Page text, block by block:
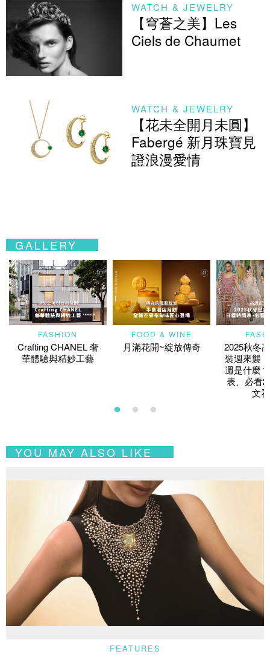
WATCH & JEWELRY
【穹蒼之美】Les
Ciels de Chaumet
WATCH & JEWELRY
【花未全開月未圓】
Fabergé 新月珠寶見
證浪漫愛情
GALLERY
FASHION
Crafting CHANEL 奢
華體驗與精妙工藝
FOOD & WINE
月滿花開~綻放傳奇
2025秋冬
裝週來襲
週是什麼
表、必看
文
YOU MAY ALSO LIKE
FEATURES